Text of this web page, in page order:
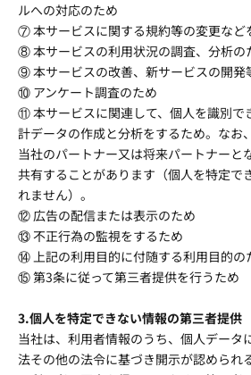
ルへの対応のため
⑦ 本サービスに関する規約等の変更など
⑧ 本サービスの利用状況の調査、分析の
⑨ 本サービスの改善、新サービスの開発
⑩ アンケート調査のため
⑪ 本サービスに関連して、個人を識別で
計データの作成と分析をするため。なお
当社のパートナー又は将来パートナーと
共有することがあります（個人を特定で
れません）。
⑫ 広告の配信または表示のため
⑬ 不正行為の監視をするため
⑭ 上記の利用目的に付随する利用目的の
⑮ 第3条に従って第三者提供を行うため
3.個人を特定できない情報の第三者提供
当社は、利用者情報のうち、個人データ
法その他の法令に基づき開示が認められ